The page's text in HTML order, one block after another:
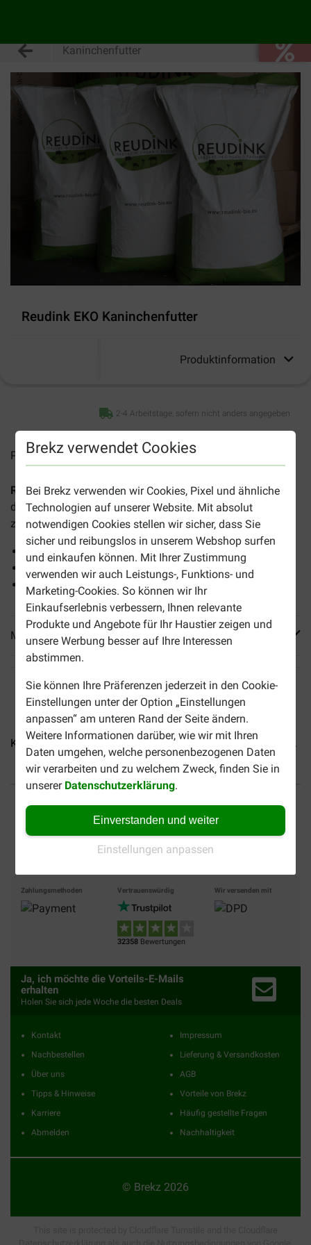
Brekz verwendet Cookies
Bei Brekz verwenden wir Cookies, Pixel und ähnliche
Technologien auf unserer Website. Mit absolut
notwendigen Cookies stellen wir sicher, dass Sie
sicher und reibungslos in unserem Webshop surfen
und einkaufen können. Mit Ihrer Zustimmung
verwenden wir auch Leistungs-, Funktions- und
Marketing-Cookies. So können wir Ihr
Einkaufserlebnis verbessern, Ihnen relevante
Produkte und Angebote für Ihr Haustier zeigen und
unsere Werbung besser auf Ihre Interessen
abstimmen.
Sie können Ihre Präferenzen jederzeit in den Cookie-
Einstellungen unter der Option „Einstellungen
anpassen“ am unteren Rand der Seite ändern.
Weitere Informationen darüber, wie wir mit Ihren
Daten umgehen, welche personenbezogenen Daten
wir verarbeiten und zu welchem Zweck, finden Sie in
unserer Datenschutzerklärung.
Einverstanden und weiter
Einstellungen anpassen
Kaninchenfutter
Reudink EKO Kaninchenfutter
Produktinformation
2-4 Arbeitstage, sofern nicht anders angegeben
Preise inkl. MwSt zzgl.Versandkosten
Reudink EKO Kaninchenfutterist ein vollständiges Futter,
das die Umwelt schont und für erwachsene Kaninchen
zusammengestellt wurde.
Vollständige Kaninchenpellets
90% biologisch
Besser für die Umwelt
Mehr Produktinfos
Kasper Faunafood Rabbit... Supreme Science Selective...
Bis 30% günstiger
Zahlungsmethoden Vertrauenswürdig
32358 Bewertungen
Wir versenden mit
Ja, ich möchte die Vorteils-E-Mails
erhalten
Holen Sie sich jede Woche die besten Deals
Kontakt
Nachbestellen
Über uns
Tipps & Hinweise
Karriere
Abmelden
Impressum
Lieferung & Versandkosten
AGB
Vorteile von Brekz
Häufig gestellte Fragen
Nachhaltigkeit
© Brekz 2026